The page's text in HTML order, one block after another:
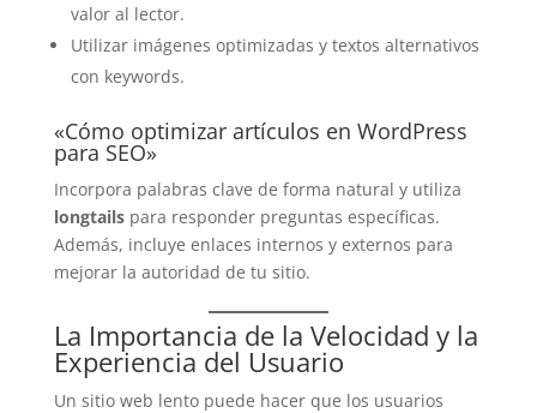
valor al lector.
Utilizar imágenes optimizadas y textos alternativos
con keywords.
«Cómo optimizar artículos en WordPress
para SEO»
Incorpora palabras clave de forma natural y utiliza
longtailspara responder preguntas específicas.
Además, incluye enlaces internos y externos para
mejorar la autoridad de tu sitio.
La Importancia de la Velocidad y la
Experiencia del Usuario
Un sitio web lento puede hacer que los usuarios